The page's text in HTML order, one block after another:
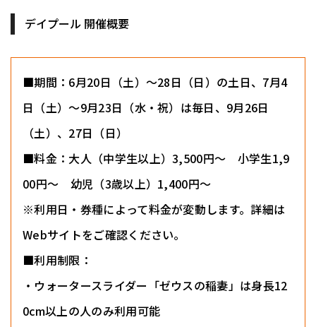
デイプール 開催概要
■期間：6月20日（土）〜28日（日）の土日、7月4
日（土）〜9月23日（水・祝）は毎日、9月26日
（土）、27日（日）
■料金：大人（中学生以上）3,500円〜 小学生1,9
00円〜 幼児（3歳以上）1,400円〜
※利用日・券種によって料金が変動します。詳細は
Webサイトをご確認ください。
■利用制限：
・ウォータースライダー「ゼウスの稲妻」は身長12
0cm以上の人のみ利用可能